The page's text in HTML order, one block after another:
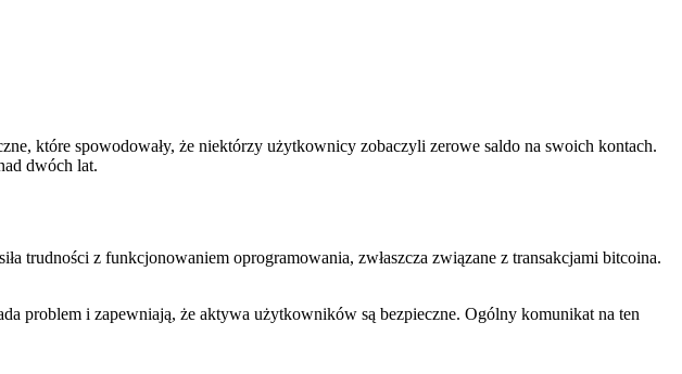
które spowodowały, że niektórzy użytkownicy zobaczyli zerowe saldo na swoich kontach.
dwóch lat.
trudności z funkcjonowaniem oprogramowania, zwłaszcza związane z transakcjami bitcoina.
problem i zapewniają, że aktywa użytkowników są bezpieczne. Ogólny komunikat na ten